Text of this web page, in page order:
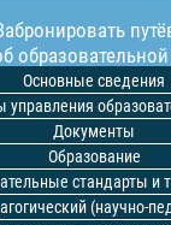
Основные сведения
управления
Документы
Образование
стандарты и
(научно-